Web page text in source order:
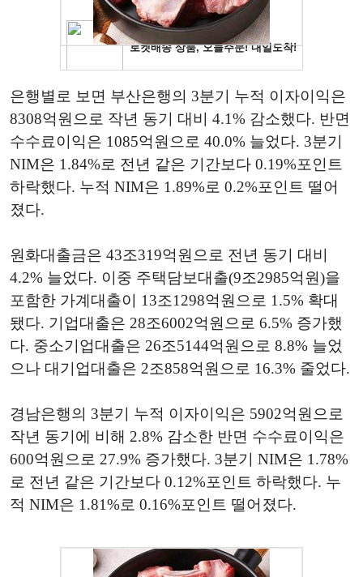
은행별로 보면 부산은행의 3분기 누적 이자이익은
8308억원으로 작년 동기 대비 4.1% 감소했다. 반면
수수료이익은 1085억원으로 40.0% 늘었다. 3분기
NIM은 1.84%로 전년 같은 기간보다 0.19%포인트
하락했다. 누적 NIM은 1.89%로 0.2%포인트 떨어
졌다.
원화대출금은 43조319억원으로 전년 동기 대비
4.2% 늘었다. 이중 주택담보대출(9조2985억원)을
포함한 가계대출이 13조1298억원으로 1.5% 확대
됐다. 기업대출은 28조6002억원으로 6.5% 증가했
다. 중소기업대출은 26조5144억원으로 8.8% 늘었
으나 대기업대출은 2조858억원으로 16.3% 줄었다.
경남은행의 3분기 누적 이자이익은 5902억원으로
작년 동기에 비해 2.8% 감소한 반면 수수료이익은
600억원으로 27.9% 증가했다. 3분기 NIM은 1.78%
로 전년 같은 기간보다 0.12%포인트 하락했다. 누
적 NIM은 1.81%로 0.16%포인트 떨어졌다.